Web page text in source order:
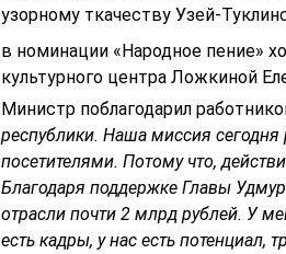
узорному ткачеству Узей-
в номинации «Народное пение»
культурного центра Ложкиной
Министр поблагодарил
республики. Наша миссия
посетителями. Потому что,
Благодаря поддержке Главы
отрасли почти 2 млрд рублей. У
есть кадры, у нас есть потенциал,